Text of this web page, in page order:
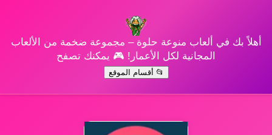
أهلاً بك في ألعاب منوعة حلوة – مجموعة ضخمة من الألعاب
المجانية لكل الأعمار! 🎮 يمكنك تصفح
📂 أقسام الموقع